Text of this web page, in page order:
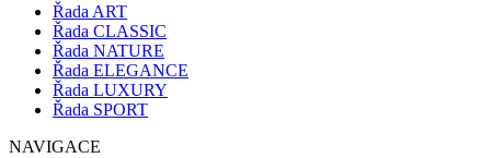
Řada ART
Řada CLASSIC
Řada NATURE
Řada ELEGANCE
Řada LUXURY
Řada SPORT
NAVIGACE